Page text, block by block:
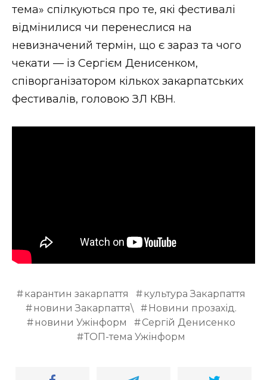
Втрачений Ужгород (відеоверсія)
ЗАКАРПАТСЬКІ НОВИНИ
НОВИНИ ЗАХІДНОЇ УКРАЇНИ
тема» спілкуються про те, які фестивалі
відмінилися чи перенеслися на
невизначений термін, що є зараз та чого
чекати — із Сергієм Денисенком,
співорганізатором кількох закарпатських
фестивалів, головою ЗЛ КВН.
карантин закарпаття
культура Закарпаття
новини Закарпаття\
Новини прозахід.
новини Ужінформ
Сергій Денисенко
ТОП-тема Ужінформ